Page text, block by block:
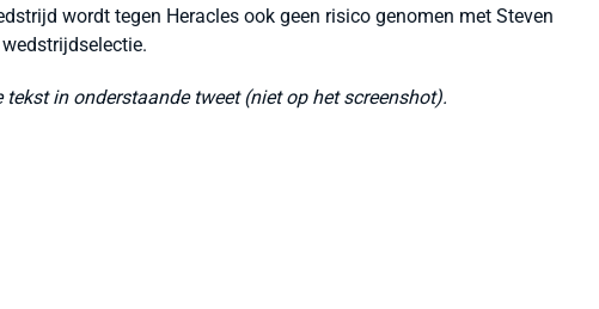
wordt tegen Heracles ook geen risico genomen met Steven
in onderstaande tweet (niet op het screenshot).